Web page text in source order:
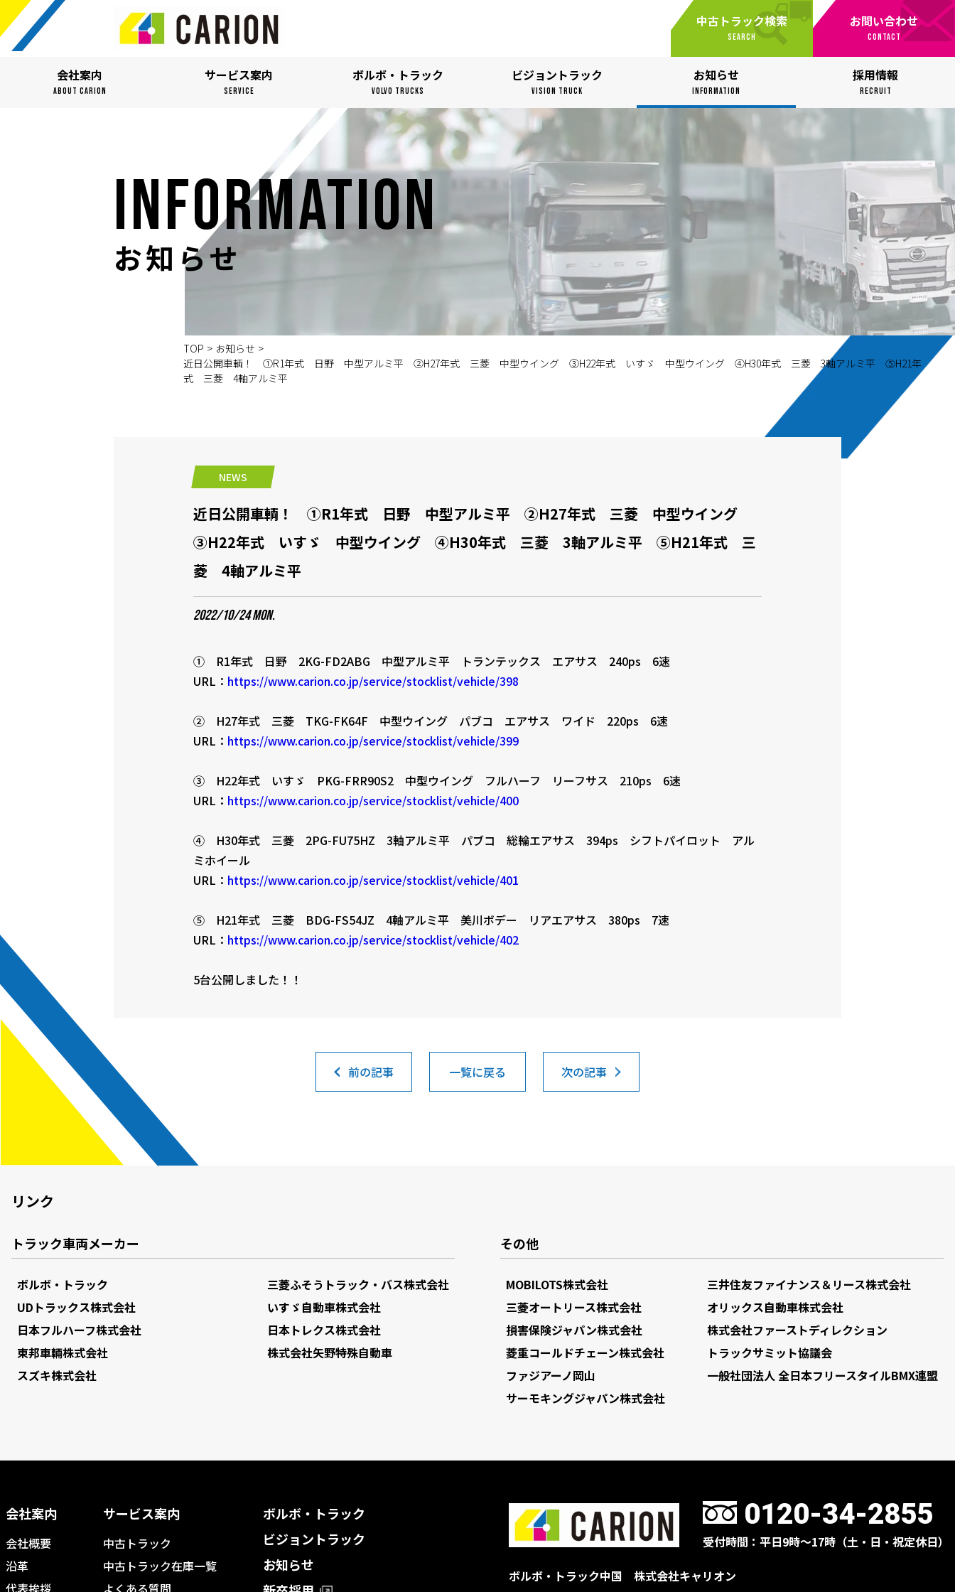
中古トラック検索
SEARCH
お問い合わせ
CONTACT
会社案内
ABOUT CARION
サービス案内
SERVICE
ボルボ・トラック
VOLVO TRUCKS
ビジョントラック
VISION TRUCK
お知らせ
INFORMATION
採用情報
RECRUIT
INFORMATION
お知らせ
TOP > お知らせ >
近日公開車輌！ ①R1年式 日野 中型アルミ平 ②H27年式 三菱 中型ウイング ③H22年式 いすゞ 中型ウイング ④H30年式 三菱 3軸アルミ平 ⑤H21年
式 三菱 4軸アルミ平
NEWS
近日公開車輌！ ①R1年式 日野 中型アルミ平 ②H27年式 三菱 中型ウイング
③H22年式 いすゞ 中型ウイング ④H30年式 三菱 3軸アルミ平 ⑤H21年式 三
菱 4軸アルミ平
2022/10/24 MON.
① R1年式 日野 2KG-FD2ABG 中型アルミ平 トランテックス エアサス 240ps 6速
URL： https://www.carion.co.jp/service/stocklist/vehicle/398
② H27年式 三菱 TKG-FK64F 中型ウイング パブコ エアサス ワイド 220ps 6速
URL： https://www.carion.co.jp/service/stocklist/vehicle/399
③ H22年式 いすゞ PKG-FRR90S2 中型ウイング フルハーフ リーフサス 210ps 6速
URL： https://www.carion.co.jp/service/stocklist/vehicle/400
④ H30年式 三菱 2PG-FU75HZ 3軸アルミ平 パブコ 総輪エアサス 394ps シフトパイロット アル
ミホイール
URL： https://www.carion.co.jp/service/stocklist/vehicle/401
⑤ H21年式 三菱 BDG-FS54JZ 4軸アルミ平 美川ボデー リアエアサス 380ps 7速
URL： https://www.carion.co.jp/service/stocklist/vehicle/402
5台公開しました！！
前の記事 一覧に戻る 次の記事
リンク
トラック車両メーカー
ボルボ・トラック
UDトラックス株式会社
日本フルハーフ株式会社
東邦車輛株式会社
スズキ株式会社
三菱ふそうトラック・バス株式会社
いすゞ自動車株式会社
日本トレクス株式会社
株式会社矢野特殊自動車
その他
MOBILOTS株式会社
三菱オートリース株式会社
損害保険ジャパン株式会社
菱重コールドチェーン株式会社
ファジアーノ岡山
サーモキングジャパン株式会社
三井住友ファイナンス＆リース株式会社
オリックス自動車株式会社
株式会社ファーストディレクション
トラックサミット協議会
一般社団法人 全日本フリースタイルBMX連盟
会社案内
会社概要
沿革
代表挨拶
サービス案内
中古トラック
中古トラック在庫一覧
よくある質問
ボルボ・トラック
ビジョントラック
お知らせ
0120-34-2855
受付時間：平日9時〜17時（土・日・祝定休日）
ボルボ・トラック中国 株式会社キャリオン